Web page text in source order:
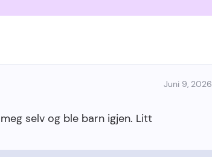
Juni 9, 2026
selv og ble barn igjen. Litt